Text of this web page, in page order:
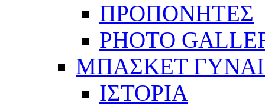
ΠΡΟΠΟΝΗΤΕΣ
PHOTO
ΜΠΑΣΚΕΤ
ΙΣΤΟΡΙΑ